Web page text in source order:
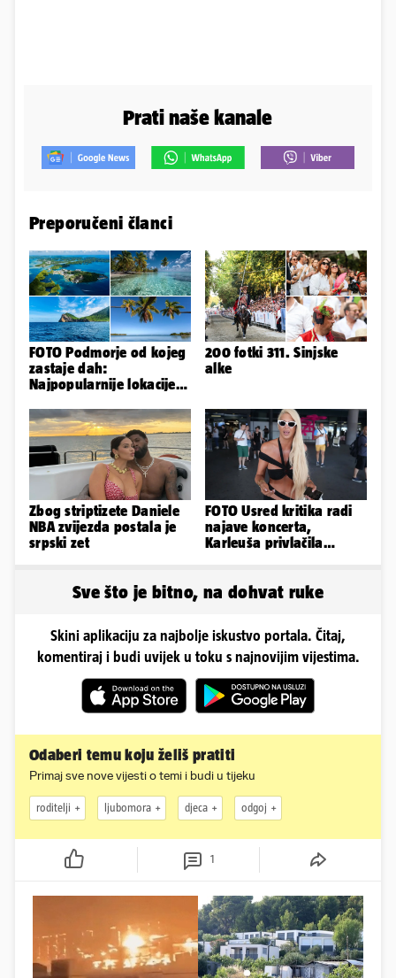
Prati naše kanale
Preporučeni članci
FOTO Podmorje od kojeg
zastaje dah:
Najpopularnije lokacije
svijetu
200 fotki 311. Sinjske
alke
Zbog striptizete Daniele
NBA zvijezda postala je
srpski zet
FOTO Usred kritika radi
najave koncerta,
Karleuša privlačila
Sve što je bitno, na dohvat ruke
Skini aplikaciju za najbolje iskustvo portala. Čitaj,
komentiraj i budi uvijek u toku s najnovijim vijestima.
Odaberi temu koju želiš pratiti
Primaj sve nove vijesti o temi i budi u tijeku
roditelji ljubomora djeca odgoj
1